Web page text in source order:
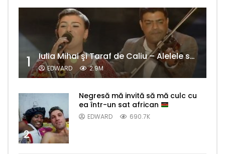
1 Iulia Mihai şi Taraf de Caliu – Alelele sălcioară (@#VedetaPopulară)
EDWARD 2.9M
2
Negresă mă invită să mă culc cu
ea într-un sat african
EDWARD 690.7K